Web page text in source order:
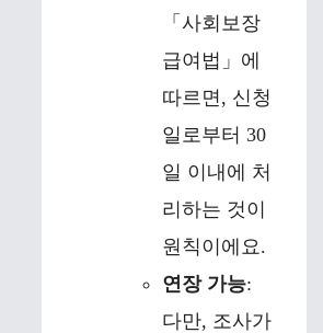
「사회보장
급여법」에
따르면, 신청
일로부터 30
일 이내에 처
리하는 것이
원칙이에요.
연장 가능:
다만, 조사가